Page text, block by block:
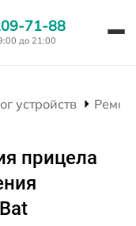
71-88
до 21:00
устройств
прицела